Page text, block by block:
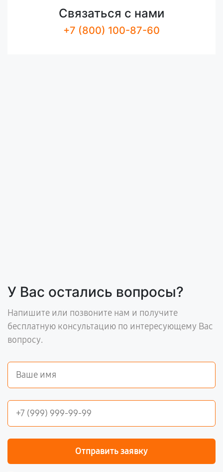
Связаться с нами
+7 (800) 100-87-60
У Вас остались вопросы?
Напишите или позвоните нам и получите
бесплатную консультацию по интересующему Вас
вопросу.
Отправить заявку